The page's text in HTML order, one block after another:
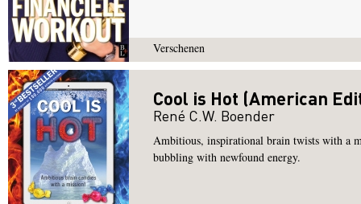
Verschenen
Cool is Hot (American
René C.W. Boender
Ambitious, inspirational brain twists with a
bubbling with newfound energy.